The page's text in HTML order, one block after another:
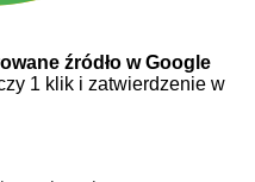
źródło w Google
1 klik i zatwierdzenie w